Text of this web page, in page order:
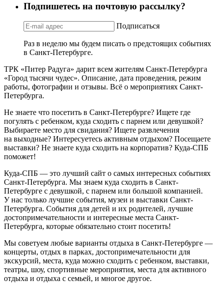
Подпишетесь на почтовую рассылку?
Подписаться
Раз в неделю мы будем писать о предстоящих событиях
в Санкт-Петербурге.
ТРК «Питер Радуга» дарит всем жителям Санкт-Петербурга
«Город тысячи чудес». Описание, дата проведения, режим
работы, фотографии и отзывы. Всё о мероприятиях Санкт-
Петербурга.
Не знаете что посетить в Санкт-Петербурге? Ищете где
погулять с ребенком, куда сходить с парнем или девушкой?
Выбираете место для свидания? Ищете развлечения
на выходные? Интересуетесь активным отдыхом? Посещаете
выставки? Не знаете куда сходить на корпоратив? Куда-СПБ
поможет!
Куда-СПБ — это лучший сайт о самых интересных событиях
Санкт-Петербурга. Мы знаем куда сходить в Санкт-
Петербурге с девушкой, с парнем или большой компанией.
У нас только лучшие события, музеи и выставки Санкт-
Петербурга. События для детей и их родителей, лучшие
достопримечательности и интересные места Санкт-
Петербурга, которые обязательно стоит посетить!
Мы советуем любые варианты отдыха в Санкт-Петербурге —
концерты, отдых в парках, достопримечательности для
экскурсий, места, куда можно сходить с ребенком, выставки,
театры, шоу, спортивные мероприятия, места для активного
отдыха и отдыха с семьей, и многое другое.